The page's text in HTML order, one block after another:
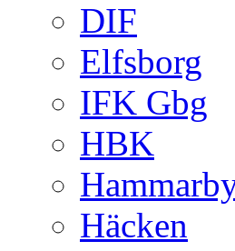
DIF
Elfsborg
IFK Gbg
HBK
Häcken